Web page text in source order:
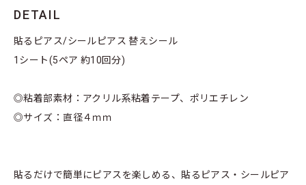
DETAIL
貼るピアス/シールピアス 替えシール
1シート(5ペア 約10回分)
◎粘着部素材：アクリル系粘着テープ、ポリエチレン
◎サイズ：直径４ｍｍ
貼るだけで簡単にピアスを楽しめる、貼るピアス・シールピア